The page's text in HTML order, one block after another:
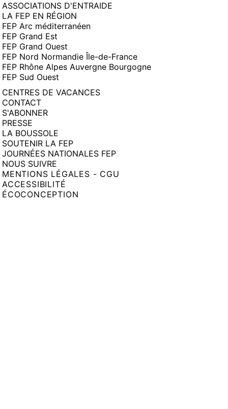
ASSOCIATIONS D'ENTRAIDE
LA FEP EN RÉGION
FEP Arc méditerranéen
FEP Grand Est
FEP Grand Ouest
FEP Nord Normandie Île-de-France
FEP Rhône Alpes Auvergne Bourgogne
FEP Sud Ouest
CENTRES DE VACANCES
CONTACT
S'ABONNER
PRESSE
LA BOUSSOLE
SOUTENIR LA FEP
JOURNÉES NATIONALES FEP
NOUS SUIVRE
MENTIONS LÉGALES - CGU
ACCESSIBILITÉ
ÉCOCONCEPTION